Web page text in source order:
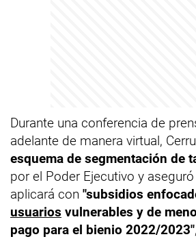
Durante una conferencia de
adelante de manera virtual,
esquema de segmentación de
por el Poder Ejecutivo y
aplicará con "subsidios
usuarios vulnerables y de
pago para el bienio 2022/2023"